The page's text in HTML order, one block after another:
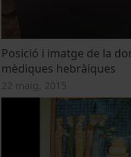
Posició i imatge de la
mèdiques hebràiques
22 maig, 2015